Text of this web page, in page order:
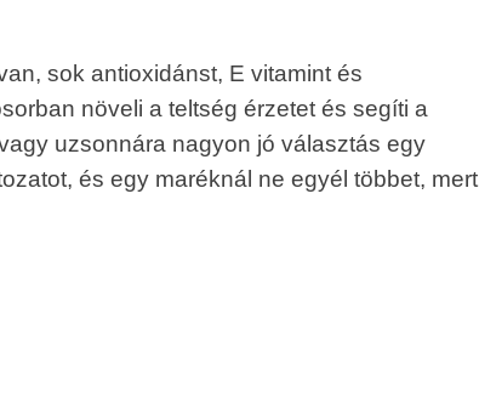
sok antioxidánst, E vitamint és
növeli a teltség érzetet és segíti a
uzsonnára nagyon jó választás egy
és egy maréknál ne egyél többet, mert